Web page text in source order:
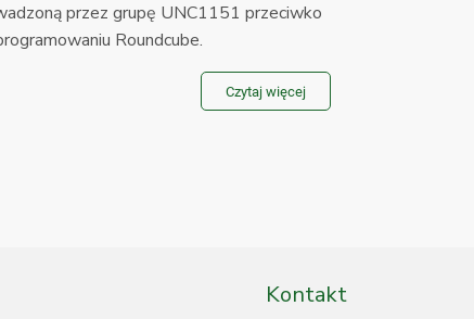
przez grupę UNC1151 przeciwko
Roundcube.
Czytaj więcej
Kontakt